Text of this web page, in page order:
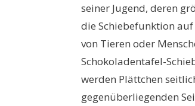
seiner Jugend, deren
die Schiebefunktion
von Tieren oder
Schokoladentafel-
werden Plättchen
gegenüberliegenden